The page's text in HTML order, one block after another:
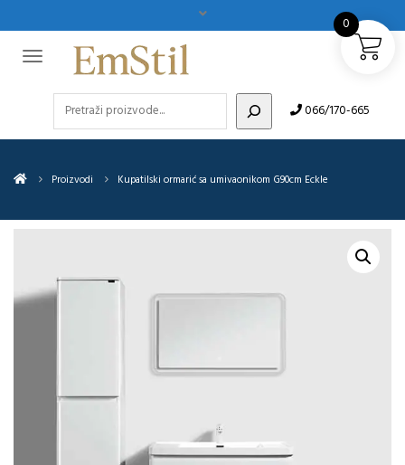
066/170-665
Proizvodi Kupatilski ormarić sa umivaonikom G90cm Eckle
0